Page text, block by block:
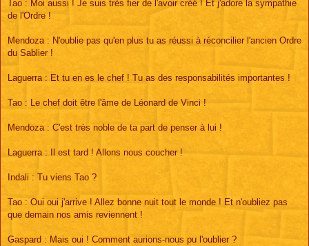
Tao : Moi aussi ! Je suis très fier de l'avoir créé ! Et j'adore la sympathie
de l'Ordre !
Mendoza : N'oublie pas qu'en plus tu as réussi à réconcilier l'ancien Ordre
du Sablier !
Laguerra : Et tu en es le chef ! Tu as des responsabilités importantes !
Tao : Le chef doit être l'âme de Léonard de Vinci !
Mendoza : C'est très noble de ta part de penser à lui !
Laguerra : Il est tard ! Allons nous coucher !
Indali : Tu viens Tao ?
Tao : Oui oui j'arrive ! Allez bonne nuit tout le monde ! Et n'oubliez pas
que demain nos amis reviennent !
Gaspard : Mais oui ! Comment aurions-nous pu l'oublier ?